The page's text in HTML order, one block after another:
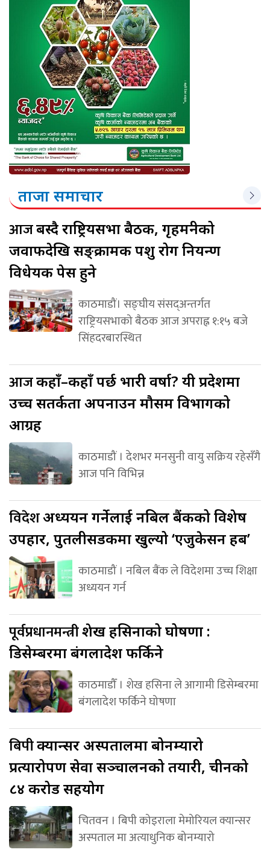
ताजा समाचार
आजबस्दै राष्ट्रियसभा बैठक, गृहमन्त्रीको
जवाफदेखि सङ्क्रामक पशु रोग नियन्त्रण
विधेयक पेस हुने
काठमाडौं। सङ्घीय संसद्अन्तर्गत
राष्ट्रियसभाको बैठक आज अपराह्न १:१५ बजे
सिंहदरबारस्थित
आजकहाँ–कहाँ पर्छ भारी वर्षा? यी प्रदेशमा
उच्च सतर्कता अपनाउन मौसम विभागको
आग्रह
काठमाडौं । देशभर मनसुनी वायु सक्रिय रहेसँगै
आज पनि विभिन्न
विदेशअध्ययन गर्नेलाई नबिल बैंकको विशेष
उपहार, पुतलीसडकमा खुल्यो ‘एजुकेसन हब’
काठमाडौं । नबिल बैंक ले विदेशमा उच्च शिक्षा
अध्ययन गर्न
पूर्वप्रधानमन्त्रीशेख हसिनाको घोषणा :
डिसेम्बरमा बंगलादेश फर्किने
काठमाडौँ । शेख हसिना ले आगामी डिसेम्बरमा
बंगलादेश फर्किने घोषणा
बिपीक्यान्सर अस्पतालमा बोनम्यारो
प्रत्यारोपण सेवा सञ्चालनको तयारी, चीनको
८४ करोड सहयोग
चितवन । बिपी कोइराला मेमोरियल क्यान्सर
अस्पताल मा अत्याधुनिक बोनम्यारो